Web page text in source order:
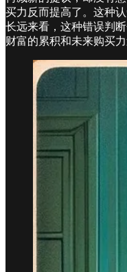
买力反而提高了。这种
长远来看，这种错误判
财富的累积和未来购买力